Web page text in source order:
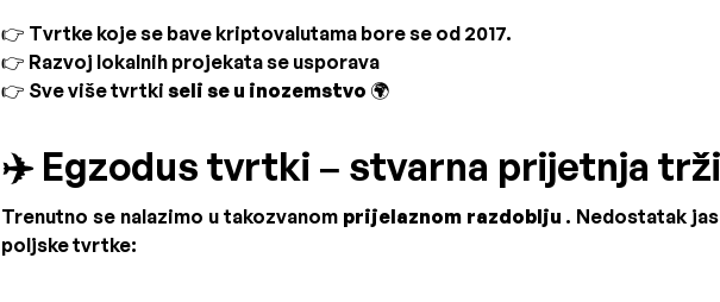
👉 Tvrtke koje se bave kriptovalutama bore se od 2017.
👉 Razvoj lokalnih projekata se usporava
👉 Sve više tvrtki seli se u inozemstvo 🌍
✈️ Egzodus tvrtki – stvarna prijetnja
Trenutno se nalazimo u takozvanom prijelaznom razdoblju . Nedostatak
poljske tvrtke: